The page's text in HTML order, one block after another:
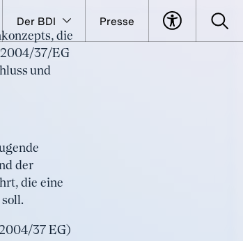
Der BDI Presse
die
37/EG
und
der
die eine
37 EG)